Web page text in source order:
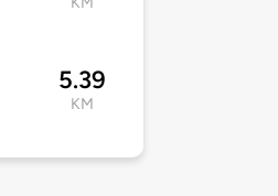
5.39
KM